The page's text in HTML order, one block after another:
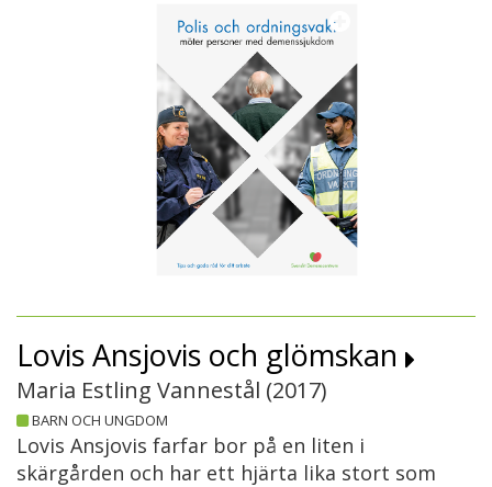
Lovis Ansjovis och glömskan
Maria Estling Vannestål (2017)
BARN OCH UNGDOM
Lovis Ansjovis farfar bor på en liten i
skärgården och har ett hjärta lika stort som